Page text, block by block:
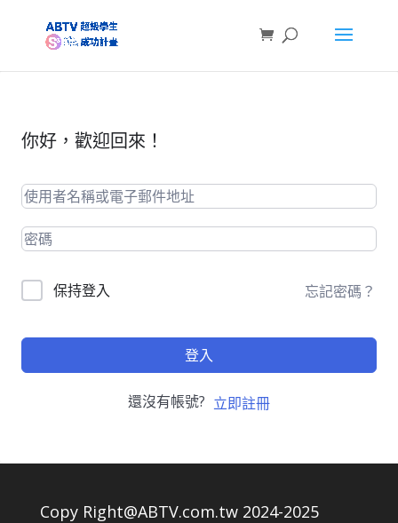
你好，歡迎回來！
保持登入 忘記密碼？
登入
還沒有帳號? 立即註冊
Copy Right@ABTV.com.tw 2024-2025